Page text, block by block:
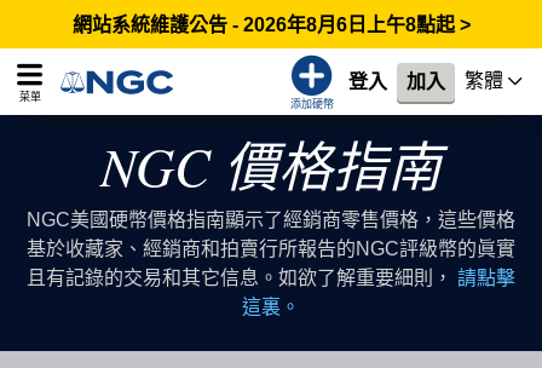
網站系統維護公告 - 2026年8月6日上午8點起 >
菜單
添加硬幣
登入 加入 繁體
NGC 價格指南
NGC美國硬幣價格指南顯示了經銷商零售價格，這些價格
基於收藏家、經銷商和拍賣行所報告的NGC評級幣的眞實
且有記錄的交易和其它信息。如欲了解重要細則， 請點擊
這裏。